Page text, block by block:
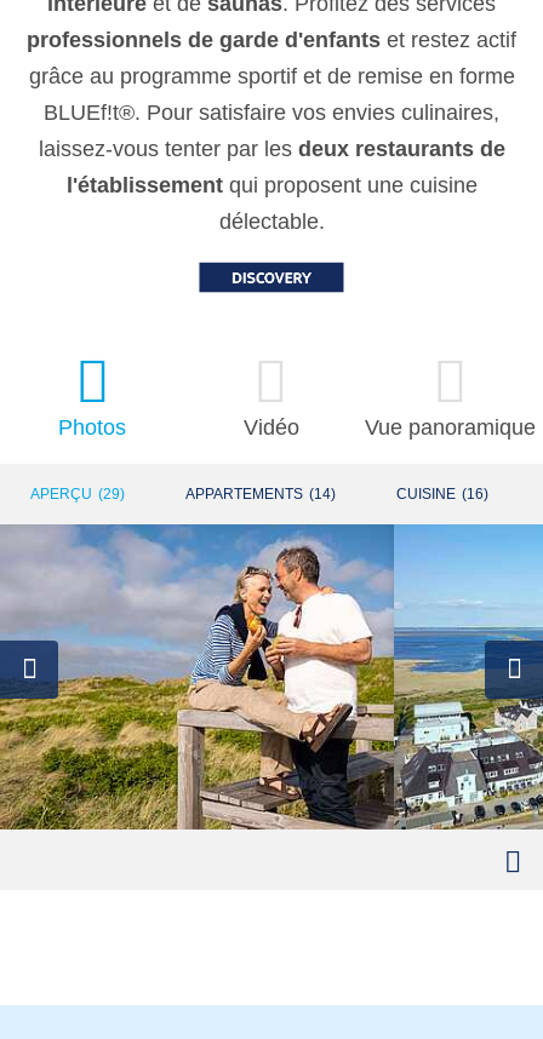
professionnels de garde d'enfants et restez actif
grâce au programme sportif et de remise en forme
BLUEf!t®. Pour satisfaire vos envies culinaires,
laissez-vous tenter par les deux restaurants de
l'établissement qui proposent une cuisine
délectable.
Photos Vidéo Vue panoramique
APERÇU (29) APPARTEMENTS (14) CUISINE (16)